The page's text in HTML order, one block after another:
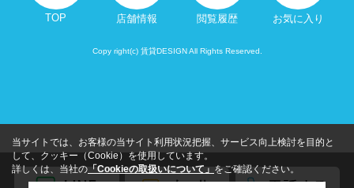
TOP 店舗情報 閲覧履歴 お気に入り
Copy right(c) 賃貸DESIGN All Rights Reserved.
当サイトでは、お客様の当サイト利用状況把握、サービス向上検討を目的と
して、クッキー（Cookie）を使用しています。
詳しくは、当社の 「Cookieの取扱いについて」 をご確認ください。